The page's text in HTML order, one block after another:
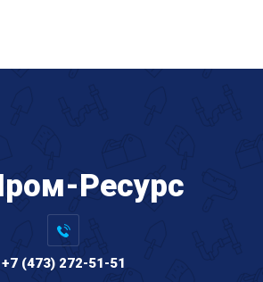
Ресурс
+7 (473) 272-51-51